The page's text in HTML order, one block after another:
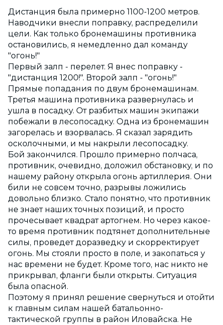
Дистанция была примерно 1100-1200 метров.
Наводчики внесли поправку, распределили
цели. Как только бронемашины противника
остановились, я немедленно дал команду
"огонь!"
Первый залп - перелет. Я внес поправку -
"дистанция 1200!". Второй залп - "огонь!"
Прямые попадания по двум бронемашинам.
Третья машина противника развернулась и
ушла в посадку. От разбитых машин экипажи
побежали в лесопосадку. Одна из бронемашин
загорелась и взорвалась. Я сказал зарядить
осколочными, и мы накрыли лесопосадку.
Бой закончился. Прошло примерно полчаса,
противник, очевидно, доложил обстановку, и по
нашему району открыла огонь артиллерия. Они
били не совсем точно, разрывы ложились
довольно близко. Стало понятно, что противник
не знает наших точных позиций, и просто
прочесывает квадрат артогнем. Но через какое-
то время противник подтянет дополнительные
силы, проведет доразведку и скорректирует
огонь. Мы стояли просто в поле, и закопаться у
нас времени не будет. Кроме того, нас никто не
прикрывал, фланги были открыты. Ситуация
была опасной.
Поэтому я принял решение свернуться и отойти
к главным силам нашей батальонно-
тактической группы в район Иловайска. Не